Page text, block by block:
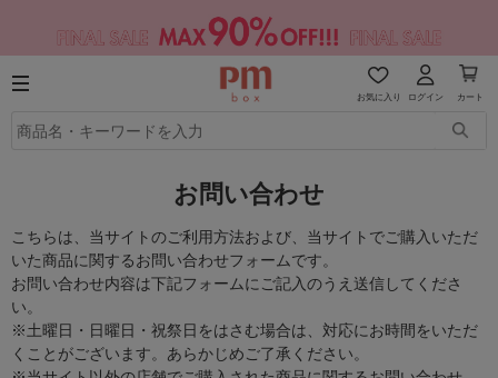
お気に入り ログイン カート
お問い合わせ
こちらは、当サイトのご利用方法および、当サイトでご購入いただ
いた商品に関するお問い合わせフォームです。
お問い合わせ内容は下記フォームにご記入のうえ送信してくださ
い。
※土曜日・日曜日・祝祭日をはさむ場合は、対応にお時間をいただ
くことがございます。あらかじめご了承ください。